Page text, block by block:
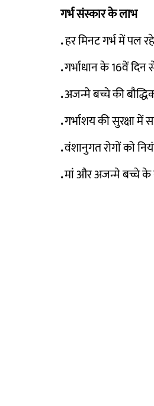
गर्भ संस्कार के लाभ
.हर मिनट गर्भ में पल
.गर्भाधान के 16वें
.अजन्मे बच्चे की
.गर्भाशय की सुरक्षा में
.वंशानुगत रोगों को
.मां और अजन्मे बच्चे